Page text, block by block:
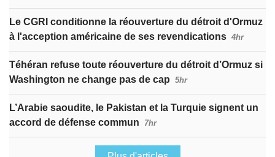
Le CGRI conditionne la réouverture du détroit d'Ormuz
à l'acception américaine de ses revendications 4hr
Téhéran refuse toute réouverture du détroit d’Ormuz si
Washington ne change pas de cap 5hr
L’Arabie saoudite, le Pakistan et la Turquie signent un
accord de défense commun
7hr